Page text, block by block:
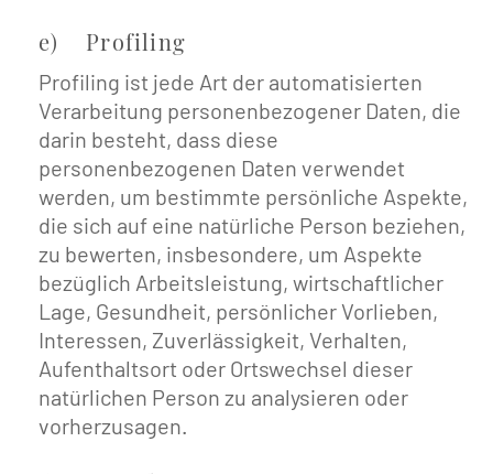
e) Profiling
Profiling ist jede Art der automatisierten
Verarbeitung personenbezogener Daten, die
darin besteht, dass diese
personenbezogenen Daten verwendet
werden, um bestimmte persönliche Aspekte,
die sich auf eine natürliche Person beziehen,
zu bewerten, insbesondere, um Aspekte
bezüglich Arbeitsleistung, wirtschaftlicher
Lage, Gesundheit, persönlicher Vorlieben,
Interessen, Zuverlässigkeit, Verhalten,
Aufenthaltsort oder Ortswechsel dieser
natürlichen Person zu analysieren oder
vorherzusagen.